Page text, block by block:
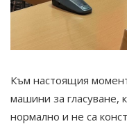
Към настоящия
машини за гласуване,
нормално и не са